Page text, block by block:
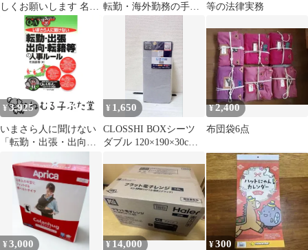
しくお願いします 名入
れ ご挨拶異動転職転勤
引越48枚
転勤・海外勤務の手引
等の法律実務
¥ 3,925
いまさら人に聞けない
「転勤・出張・出向・
Q&A (基礎知識と実務
がマスターできるいま
さらシリーズ) [単行…
¥ 1,650
CLOSSHI BOXシーツ
ダブル 120×190×30cm
¥2,400
布団袋6点
¥3,000 ¥14,000 ¥300